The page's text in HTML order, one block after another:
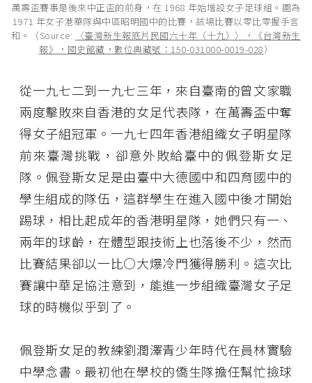
萬壽盃賽事是後來中正盃的前身，在 1968 年始增設女子足球組。圖為
1971 年女子港華隊與中區昭明國中的比賽，該場比賽以零比零握手言
和。（Source:
〈臺灣新生報底片民國六十年（十九）〉，《台灣新生
報》，國史館藏，數位典藏號：150-031000-0019-028）
從一九七二到一九七三年，來自臺南的曾文家職
兩度擊敗來自香港的女足代表隊，在萬壽盃中奪
得女子組冠軍。一九七四年香港組織女子明星隊
前來臺灣挑戰，卻意外敗給臺中的佩登斯女足
隊。佩登斯女足是由臺中大德國中和四育國中的
學生組成的隊伍，這群學生在進入國中後才開始
踢球，相比起成年的香港明星隊，她們只有一、
兩年的球齡，在體型跟技術上也落後不少，然而
比賽結果卻以一比○大爆冷門獲得勝利。這次比
賽讓中華足協注意到，能進一步組織臺灣女子足
球的時機似乎到了。
佩登斯女足的教練劉潤澤青少年時代在員林實驗
中學念書。最初他在學校的僑生隊擔任幫忙撿球